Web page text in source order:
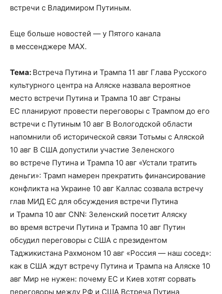
встречи с Владимиром Путиным.
Еще больше новостей — у Пятого канала
в мессенджере MAX.
Тема: Встреча Путина и Трампа 11 авг Глава Русского
культурного центра на Аляске назвала вероятное
место встречи Путина и Трампа 10 авг Страны
ЕС планируют провести переговоры с Трампом до его
встречи с Путиным 10 авг В Вологодской области
напомнили об исторической связи Тотьмы с Аляской
10 авг В США допустили участие Зеленского
во встрече Путина и Трампа 10 авг «Устали тратить
деньги»: Трамп намерен прекратить финансирование
конфликта на Украине 10 авг Каллас созвала встречу
глав МИД ЕС для обсуждения встречи Путина
и Трампа 10 авг CNN: Зеленский посетит Аляску
во время встречи Путина и Трампа 10 авг Путин
обсудил переговоры с США с президентом
Таджикистана Рахмоном 10 авг «Россия — наш сосед»:
как в США ждут встречу Путина и Трампа на Аляске 10
авг Мир не нужен: почему ЕС и Киев хотят сорвать
переговоры между РФ и США Встреча Путина